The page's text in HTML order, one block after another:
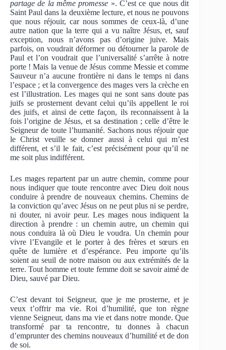
partage de la même promesse ». C’est ce que nous dit
Saint Paul dans la deuxième lecture, et nous ne pouvons
que nous réjouir, car nous sommes de ceux-là, d’une
autre nation que la terre qui a vu naître Jésus, et, sauf
exception, nous n’avons pas d’origine juive. Mais
parfois, on voudrait déformer ou détourner la parole de
Paul et l’on voudrait que l’universalité s’arrête à notre
porte ! Mais la venue de Jésus comme Messie et comme
Sauveur n’a aucune frontière ni dans le temps ni dans
l’espace ; et la convergence des mages vers la crèche en
est l’illustration. Les mages qui ne sont sans doute pas
juifs se prosternent devant celui qu’ils appellent le roi
des juifs, et ainsi de cette façon, ils reconnaissent à la
fois l’origine de Jésus, et sa destination ; celle d’être le
Seigneur de toute l’humanité. Sachons nous réjouir que
le Christ veuille se donner aussi à celui qui m’est
différent, et s’il le fait, c’est précisément pour qu’il ne
me soit plus indifférent.
Les mages repartent par un autre chemin, comme pour
nous indiquer que toute rencontre avec Dieu doit nous
conduire à prendre de nouveaux chemins. Chemins de
la conviction qu’avec Jésus on ne peut plus ni se perdre,
ni douter, ni avoir peur. Les mages nous indiquent la
direction à prendre : un chemin autre, un chemin qui
nous conduira là où Dieu le voudra. Un chemin pour
vivre l’Evangile et le porter à des frères et sœurs en
quête de lumière et d’espérance. Peu importe qu’ils
soient au seuil de notre maison ou aux extrémités de la
terre. Tout homme et toute femme doit se savoir aimé de
Dieu, sauvé par Dieu.
C’est devant toi Seigneur, que je me prosterne, et je
veux t’offrir ma vie. Roi d’humilité, que ton règne
vienne Seigneur, dans ma vie et dans notre monde. Que
transformé par ta rencontre, tu donnes à chacun
d’emprunter des chemins nouveaux d’humilité et de don
de soi.